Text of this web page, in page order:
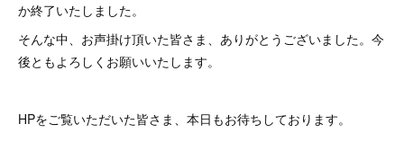
か終了いたしました。
そんな中、お声掛け頂いた皆さま、ありがとうございました。今
後ともよろしくお願いいたします。
HPをご覧いただいた皆さま、本日もお待ちしております。